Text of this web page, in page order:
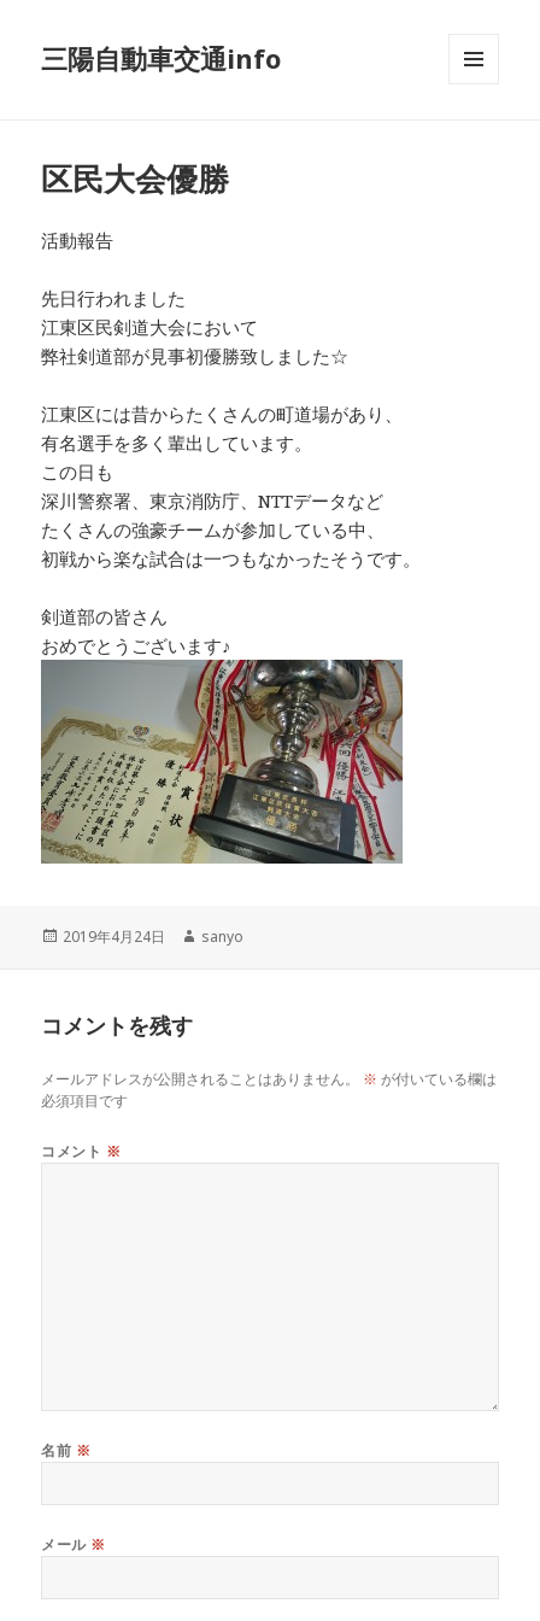
三陽自動車交通info
区民大会優勝
活動報告
先日行われました
江東区民剣道大会において
弊社剣道部が見事初優勝致しました☆
江東区には昔からたくさんの町道場があり、
有名選手を多く輩出しています。
この日も
深川警察署、東京消防庁、NTTデータなど
たくさんの強豪チームが参加している中、
初戦から楽な試合は一つもなかったそうです。
剣道部の皆さん
おめでとうございます♪
投
2019年4月24日
作
sanyo
コメントを残す
メールアドレスが公開されることはありません。 ※ が付いている欄は
必須項目です
コメント ※
名前 ※
メール ※